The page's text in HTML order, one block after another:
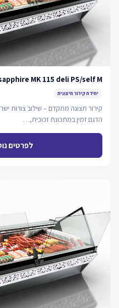
MK 115 deli PS/self M
יחידת קירור חיצונית
קירור תצוגה מתקדם – שילוב צורות
הדגם זמין במתכונת זכוכית,…
לפרטים